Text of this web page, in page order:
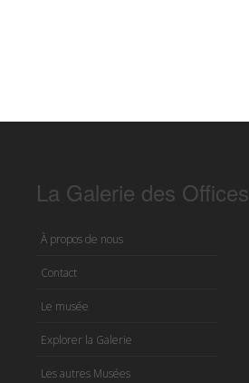
La Galerie des Offices
À propos de nous
Contact
Le musée
Explorer la Galerie
Les autres Musées